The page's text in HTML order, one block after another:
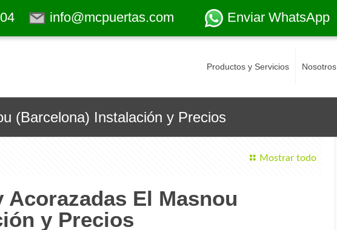
info@mcpuertas.com Enviar WhatsApp
Productos y Servicios Nosotros
(Barcelona) Instalación y Precios
Mostrar todo
El Masnou
y Precios